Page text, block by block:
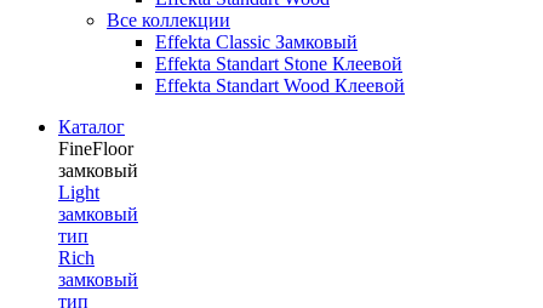
Все коллекции
Effekta Classic Замковый
Effekta Standart Stone Клеевой
Effekta Standart Wood Клеевой
Каталог
FineFloor
замковый
Light
замковый
тип
Rich
замковый
тип